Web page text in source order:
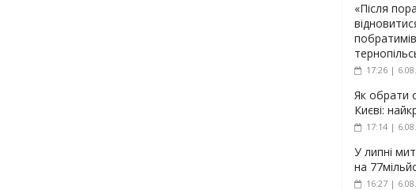
«Після
17:26 |
Як обрати
Києві:
17:14 |
У липні
на
16:27 |